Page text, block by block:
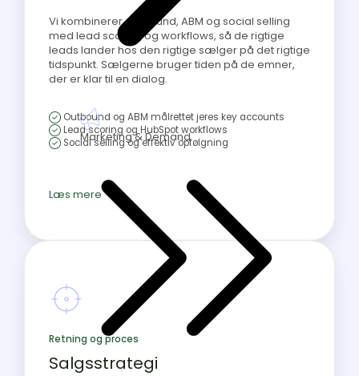
Marketing & Demand
Vi kombinerer outbound, ABM og social selling
med lead scoring og workflows, så de rigtige
leads lander hos den rigtige sælger på det rigtige
tidspunkt. Sælgerne bruger tiden på de emner,
der er klar til en dialog.
Outbound og ABM målrettet jeres key accounts
Lead scoring og HubSpot workflows
Social selling og effektiv opfølgning
Læs mere
Retning og proces
Salgsstrategi